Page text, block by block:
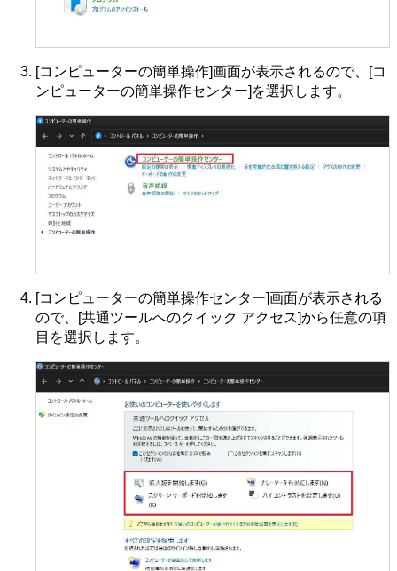
[コンピューターの簡単操作]画面が表示されるので、[コ
ンピューターの簡単操作センター]を選択します。
[コンピューターの簡単操作センター]画面が表示される
ので、[共通ツールへのクイック アクセス]から任意の項
目を選択します。